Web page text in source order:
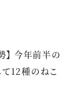
】 今年前半の
12種のねこ